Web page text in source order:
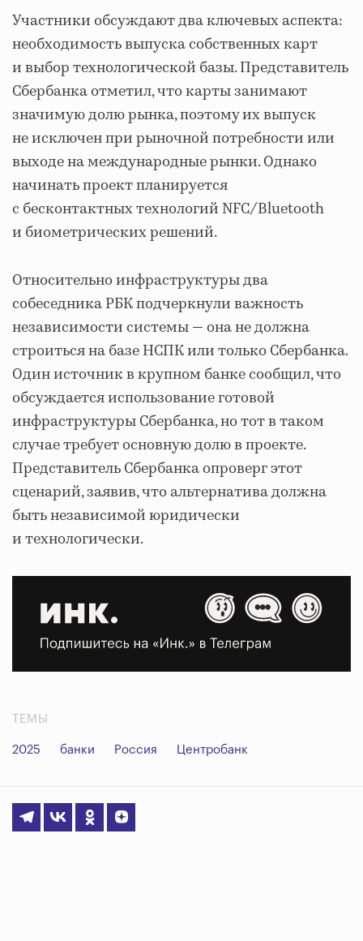
Участники обсуждают два ключевых аспекта:
необходимость выпуска собственных карт
и выбор технологической базы. Представитель
Сбербанка отметил, что карты занимают
значимую долю рынка, поэтому их выпуск
не исключен при рыночной потребности или
выходе на международные рынки. Однако
начинать проект планируется
с бесконтактных технологий NFC/Bluetooth
и биометрических решений.
Относительно инфраструктуры два
собеседника РБК подчеркнули важность
независимости системы — она не должна
строиться на базе НСПК или только Сбербанка.
Один источник в крупном банке сообщил, что
обсуждается использование готовой
инфраструктуры Сбербанка, но тот в таком
случае требует основную долю в проекте.
Представитель Сбербанка опроверг этот
сценарий, заявив, что альтернатива должна
быть независимой юридически
и технологически.
ТЕМЫ
2025 банки Россия Центробанк